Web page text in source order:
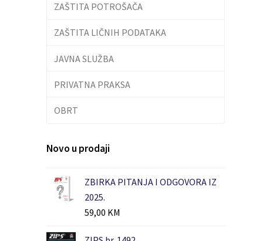
ZAŠTITA POTROŠAČA
ZAŠTITA LIČNIH PODATAKA
JAVNA SLUŽBA
PRIVATNA PRAKSA
OBRT
Novo u prodaji
ZBIRKA PITANJA I ODGOVORA IZ
2025.
59,00 KM